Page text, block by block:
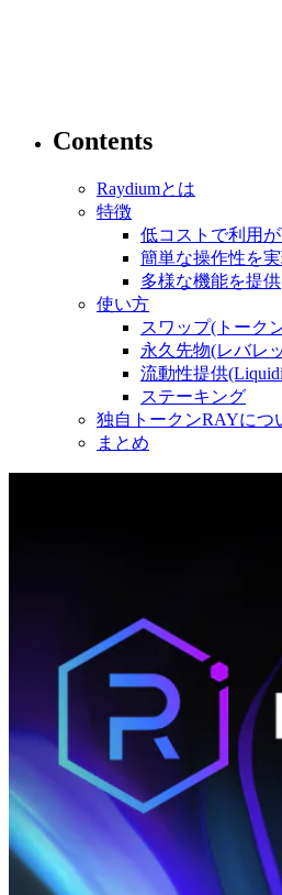
Contents
Raydiumとは
特徴
低コストで利用
簡単な操作性を
多様な機能を提供
使い方
スワップ(トーク
永久先物(レバレ
流動性提供
ステーキング
独自トークンRAYにつ
まとめ